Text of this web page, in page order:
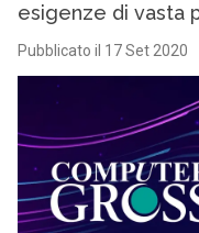
esigenze di vasta
Pubblicato il 17 Set 2020